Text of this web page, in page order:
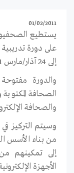
01/02/2011
يستطيع
إلى 24 آذار/مارس 2011.
والدورة
الصحافة
والصحافة
وسيتم التركيز
من بناء الأسس
إلى تمكينهم
الأجهزة